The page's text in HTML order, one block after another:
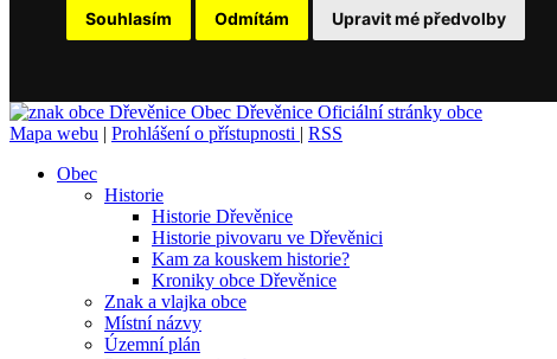
Souhlasím Odmítám Upravit mé předvolby
Obec Dřevěnice Oficiální stránky obce
Mapa webu | Prohlášení o přístupnosti | RSS
Obec
Historie
Historie Dřevěnice
Historie pivovaru ve Dřevěnici
Kam za kouskem historie?
Kroniky obce Dřevěnice
Znak a vlajka obce
Místní názvy
Územní plán